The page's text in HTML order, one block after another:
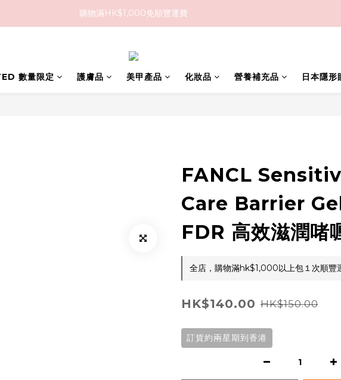
購物滿HK$1,000免順豐運費
購物滿HK$1,000免順豐運費
數量限定
護膚品 美甲產品 化妝品 營養補充品 日本隱形
FANCL
Care Barrier
FDR 高效滋潤啫
全店，購物滿hk$1,000以上包１次順豐
HK$140.00 HK$150.00
訂貨約兩星期到香港